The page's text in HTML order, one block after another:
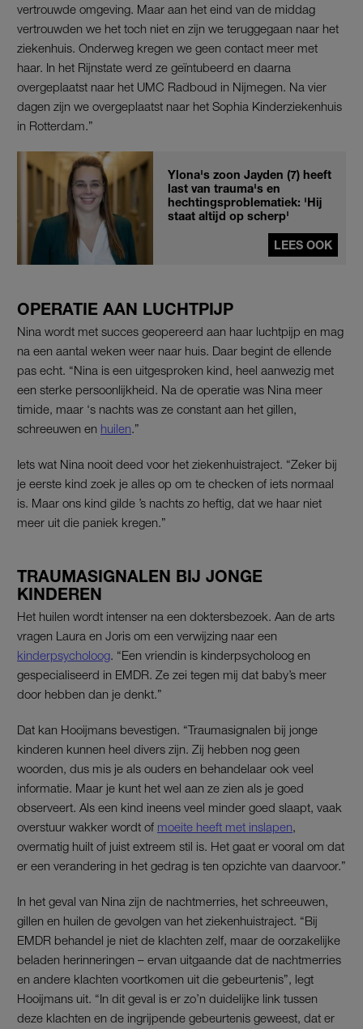
vertrouwde omgeving. Maar aan het eind van de middag
vertrouwden we het toch niet en zijn we teruggegaan naar het
ziekenhuis. Onderweg kregen we geen contact meer met
haar. In het Rijnstate werd ze geïntubeerd en daarna
overgeplaatst naar het UMC Radboud in Nijmegen. Na vier
dagen zijn we overgeplaatst naar het Sophia Kinderziekenhuis
in Rotterdam.”
Ylona's zoon Jayden (7) heeft
last van trauma's en
hechtingsproblematiek: 'Hij
staat altijd op scherp'
LEES OOK
OPERATIE AAN LUCHTPIJP
Nina wordt met succes geopereerd aan haar luchtpijp en mag
na een aantal weken weer naar huis. Daar begint de ellende
pas echt. “Nina is een uitgesproken kind, heel aanwezig met
een sterke persoonlijkheid. Na de operatie was Nina meer
timide, maar ‘s nachts was ze constant aan het gillen,
schreeuwen en huilen.”
Iets wat Nina nooit deed voor het ziekenhuistraject. “Zeker bij
je eerste kind zoek je alles op om te checken of iets normaal
is. Maar ons kind gilde ’s nachts zo heftig, dat we haar niet
meer uit die paniek kregen.”
TRAUMASIGNALEN BIJ JONGE
KINDEREN
Het huilen wordt intenser na een doktersbezoek. Aan de arts
vragen Laura en Joris om een verwijzing naar een
kinderpsycholoog. “Een vriendin is kinderpsycholoog en
gespecialiseerd in EMDR. Ze zei tegen mij dat baby’s meer
door hebben dan je denkt.”
Dat kan Hooijmans bevestigen. “Traumasignalen bij jonge
kinderen kunnen heel divers zijn. Zij hebben nog geen
woorden, dus mis je als ouders en behandelaar ook veel
informatie. Maar je kunt het wel aan ze zien als je goed
observeert. Als een kind ineens veel minder goed slaapt, vaak
overstuur wakker wordt of moeite heeft met inslapen,
overmatig huilt of juist extreem stil is. Het gaat er vooral om dat
er een verandering in het gedrag is ten opzichte van daarvoor.”
In het geval van Nina zijn de nachtmerries, het schreeuwen,
gillen en huilen de gevolgen van het ziekenhuistraject. “Bij
EMDR behandel je niet de klachten zelf, maar de oorzakelijke
beladen herinneringen – ervan uitgaande dat de nachtmerries
en andere klachten voortkomen uit die gebeurtenis”, legt
Hooijmans uit. “In dit geval is er zo’n duidelijke link tussen
deze klachten en de ingrijpende gebeurtenis geweest, dat er